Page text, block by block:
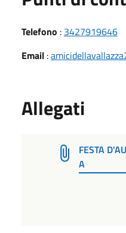
Telefono : 3427919646
Email :
Allegati
FESTA
A